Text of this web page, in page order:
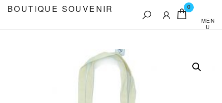
AllerBOUTIQUE SOUVENIR 0
MEN
U